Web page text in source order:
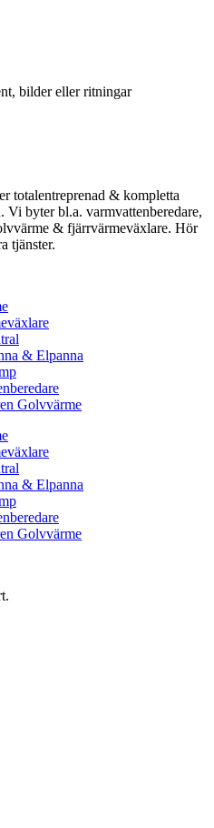
bilder eller ritningar
totalentreprenad & kompletta
byter bl.a. varmvattenberedare,
& fjärrvärmeväxlare. Hör
tjänster.
& Elpanna
Golvvärme
& Elpanna
Golvvärme